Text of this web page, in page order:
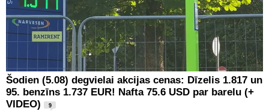
Šodien (5.08) degvielai akcijas cenas: Dīzelis 1.817 un
95. benzīns 1.737 EUR! Nafta 75.6 USD par barelu (+
VIDEO)
9